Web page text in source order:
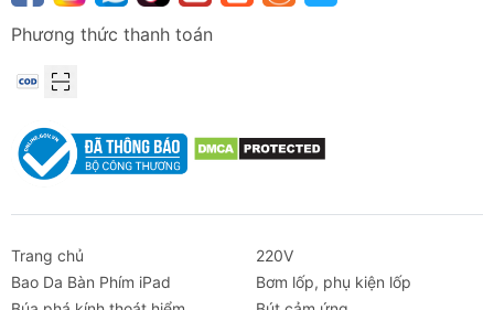
Thông số kỹ thuật
Tên sản
phẩm
Mã sản
phẩm
PPJP312
Màu sắc
Cosmic Black (Đen vũ trụ) / Moon
Chất liệu PC + ABS
Phương thức thanh toán
Trang chủ
220V
Bao Da Bàn Phím iPad
Bơm lốp, phụ kiện lốp